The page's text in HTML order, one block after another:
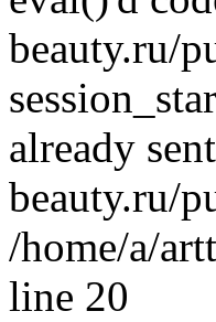
beauty.ru/
already
beauty.ru/
/home/a/
line 20